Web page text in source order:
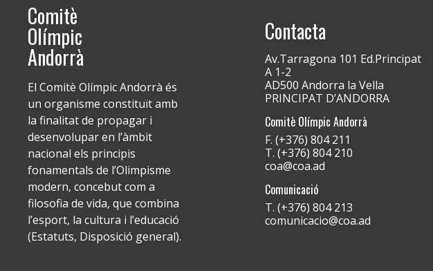
Comitè
Olímpic
Andorrà
El Comitè Olímpic Andorrà és
un organisme constituït amb
la finalitat de propagar i
desenvolupar en l’àmbit
nacional els principis
fonamentals de l’Olimpisme
modern, concebut com a
filosofia de vida, que combina
l’esport, la cultura i l’educació
(Estatuts, Disposició general).
Contacta
Av.Tarragona 101 Ed.Principat
A 1-2
AD500 Andorra la Vella
PRINCIPAT D’ANDORRA
Comitè Olímpic Andorrà
F. (+376) 804 211
T. (+376) 804 210
coa@coa.ad
Comunicació
T. (+376) 804 213
comunicacio@coa.ad